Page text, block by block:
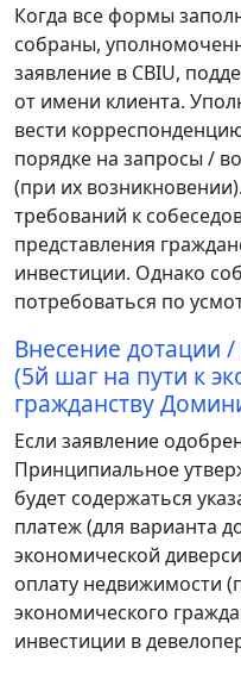
Когда все формы
собраны,
заявление в CBIU,
от имени клиента.
вести
порядке на запросы /
(при их
требований к
представления
инвестиции. Однако
потребоваться по
Внесение дотации
(5й шаг на пути к
гражданству
Если заявление
Принципиальное
будет содержаться
платеж (для варианта
экономической
оплату недвижимости
экономического
инвестиции в